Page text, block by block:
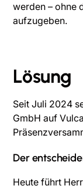
werden – ohne
aufzugeben.
Lösung
Seit Juli 2024
GmbH auf
Der
Heute führt